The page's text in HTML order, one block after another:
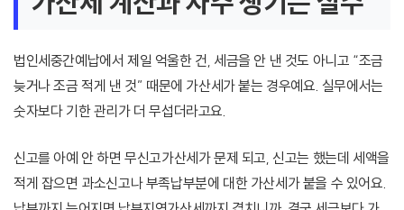
법인세중간예납에서 제일 억울한 건, 세금을 안 낸 것도 아니고 “조금
늦거나 조금 적게 낸 것” 때문에 가산세가 붙는 경우예요. 실무에서는
숫자보다 기한 관리가 더 무섭더라고요.
신고를 아예 안 하면 무신고가산세가 문제 되고, 신고는 했는데 세액을
적게 잡으면 과소신고나 부족납부분에 대한 가산세가 붙을 수 있어요.